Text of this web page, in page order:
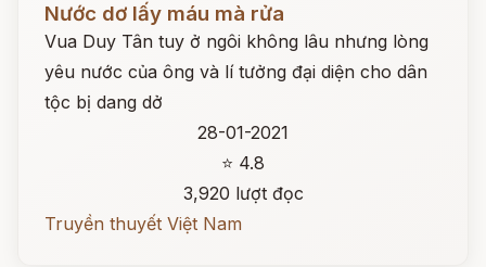
Nước dơ lấy máu mà rửa
Vua Duy Tân tuy ở ngôi không lâu nhưng lòng
yêu nước của ông và lí tưởng đại diện cho dân
tộc bị dang dở
28-01-2021
⭐ 4.8
3,920 lượt đọc
Truyền thuyết Việt Nam